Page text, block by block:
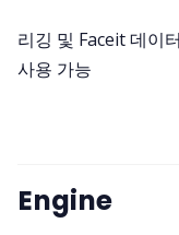
리깅 및 Faceit 데이
사용 가능
Engine